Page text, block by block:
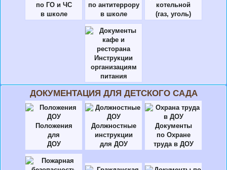
по ГО и ЧС
в школе
по антитеррору
в школе
котельной
(газ, уголь)
Инструкции
организациям
питания
ДОКУМЕНТАЦИЯ ДЛЯ ДЕТСКОГО САДА
Положения
для
ДОУ
Должностные
инструкции
для ДОУ
Документы
по Охране
труда в ДОУ